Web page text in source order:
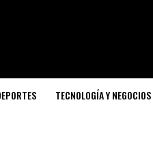
TECNOLOGÍA Y NEGOCIOS